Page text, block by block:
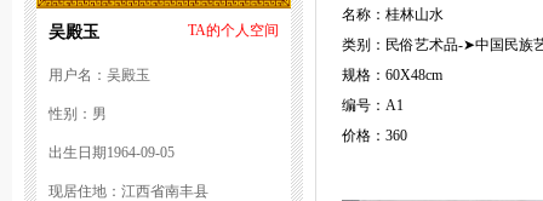
吴殿玉 TA的个人空间
用户名：吴殿玉
性别：男
出生日期1964-09-05
现居住地：江西省南丰县
名称：桂林山水
类别：民俗艺术品-➤中国民族
规格：60X48cm
编号：A1
价格：360